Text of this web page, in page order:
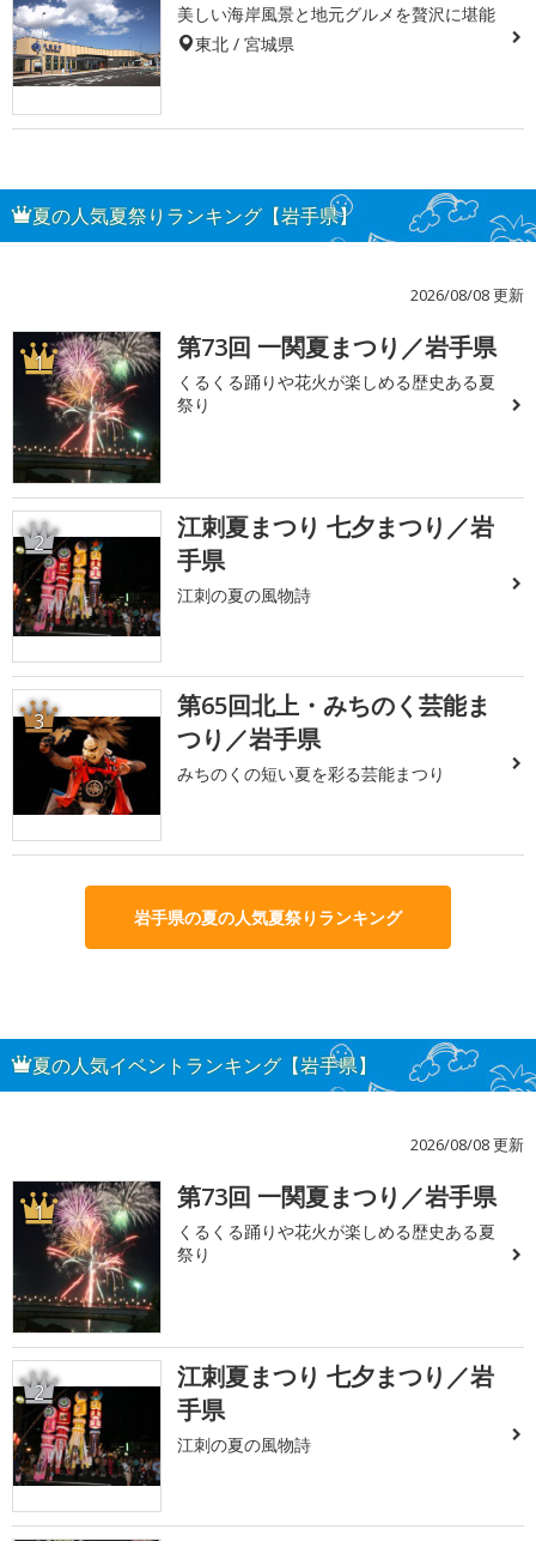
美しい海岸風景と地元グルメを贅沢に堪能
東北 / 宮城県
夏の人気夏祭りランキング【岩手県】
2026/08/08 更新
1 第73回 一関夏まつり／岩手県
くるくる踊りや花火が楽しめる歴史ある夏
祭り
2
江刺夏まつり 七夕まつり／岩
手県
江刺の夏の風物詩
3
第65回北上・みちのく芸能ま
つり／岩手県
みちのくの短い夏を彩る芸能まつり
岩手県の夏の人気夏祭りランキング
夏の人気イベントランキング【岩手県】
2026/08/08 更新
1 第73回 一関夏まつり／岩手県
くるくる踊りや花火が楽しめる歴史ある夏
祭り
2
江刺夏まつり 七夕まつり／岩
手県
江刺の夏の風物詩